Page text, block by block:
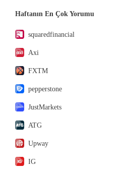
Haftanın En Çok Yorumu
squaredfinancial
Axi
FXTM
pepperstone
JustMarkets
ATG
Upway
IG